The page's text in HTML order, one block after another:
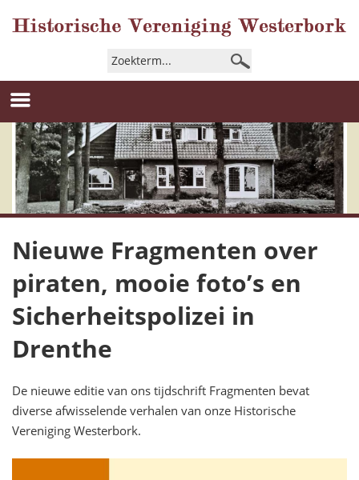
Nieuwe Fragmenten over
piraten, mooie foto’s en
Sicherheitspolizei in
Drenthe
De nieuwe editie van ons tijdschrift Fragmenten bevat
diverse afwisselende verhalen van onze Historische
Vereniging Westerbork.